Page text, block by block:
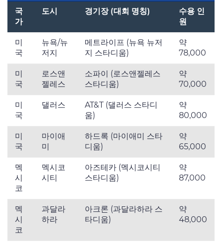
국
가
도시 경기장 (대회 명칭)
수용 인
원
미
국
뉴욕/뉴
저지
메트라이프 (뉴욕 뉴저
지 스타디움)
약
78,000
미
국
로스앤
젤레스
소파이 (로스앤젤레스
스타디움)
약
70,000
미
국
댈러스
AT&T (댈러스 스타디
움)
약
80,000
미
국
마이애
미
하드록 (마이애미 스타
디움)
약
65,000
멕
시
코
멕시코
시티
아즈테카 (멕시코시티
스타디움)
약
87,000
멕
시
코
과달라
하라
아크론 (과달라하라 스
타디움)
약
48,000